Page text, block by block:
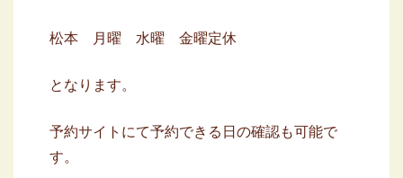
松本 月曜 水曜 金曜定休
となります。
予約サイトにて予約できる日の確認も可能で
す。